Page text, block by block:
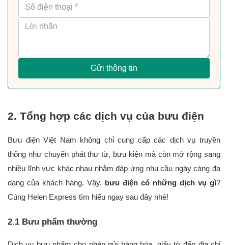
Gửi thông tin
2. Tổng hợp các dịch vụ của bưu điện
Bưu điện Việt Nam không chỉ cung cấp các dịch vụ truyền
thống như chuyển phát thư từ, bưu kiện mà còn mở rộng sang
nhiều lĩnh vực khác nhau nhằm đáp ứng nhu cầu ngày càng đa
dạng của khách hàng. Vậy, bưu điện có những dịch vụ gì?
Cùng Helen Express tìm hiểu ngay sau đây nhé!
2.1 Bưu phẩm thường